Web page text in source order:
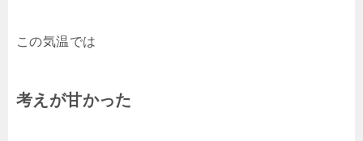
この気温では
考えが甘かった